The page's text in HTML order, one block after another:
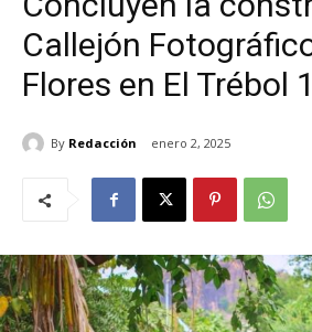
Callejón
Flores en El Trébol 1
By Redacción enero 2, 2025